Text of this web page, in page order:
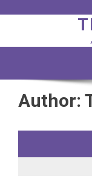
Author: